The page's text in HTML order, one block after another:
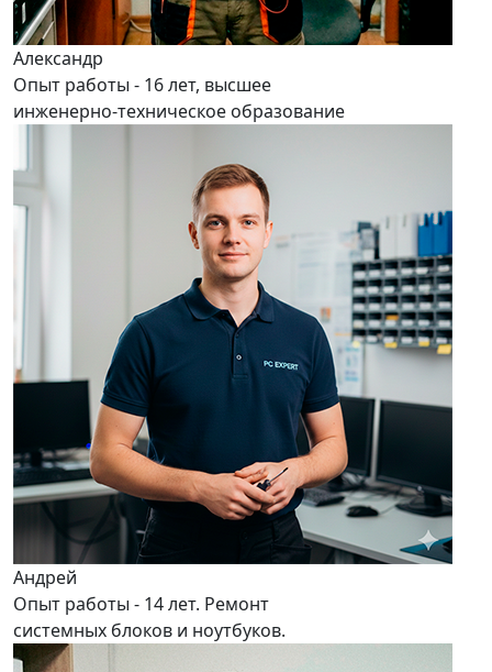
Александр
Опыт работы - 16 лет, высшее
инженерно-техническое образование
Андрей
Опыт работы - 14 лет. Ремонт
системных блоков и ноутбуков.